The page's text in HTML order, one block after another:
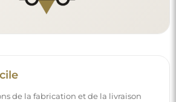
de la fabrication et de la livraison